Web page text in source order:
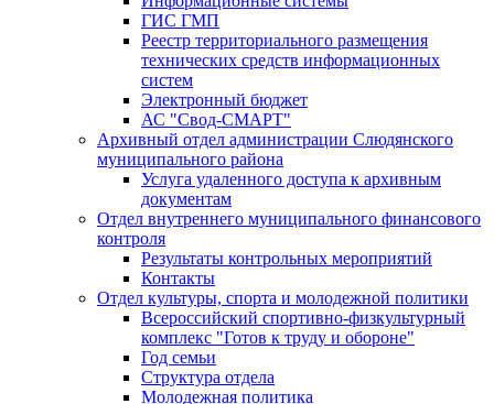
ГИС ГМП
Реестр территориального размещения
технических средств информационных
систем
Электронный бюджет
АС "Свод-СМАРТ"
Архивный отдел администрации Слюдянского
муниципального района
Услуга удаленного доступа к архивным
документам
Отдел внутреннего муниципального финансового
контроля
Результаты контрольных мероприятий
Контакты
Отдел культуры, спорта и молодежной политики
Всероссийский спортивно-физкультурный
комплекс "Готов к труду и обороне"
Год семьи
Структура отдела
Молодежная политика